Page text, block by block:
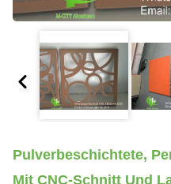
Pulverbeschichtete,
Mit CNC-Schnitt Und